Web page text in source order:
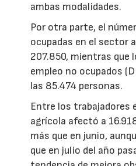
ambas modalidades.
Por otra parte, el
ocupadas en el sector
207.850, mientras que
empleo no ocupados
las 85.474 personas.
Entre los trabajadores
agrícola afectó a
más que en junio,
que en julio del año